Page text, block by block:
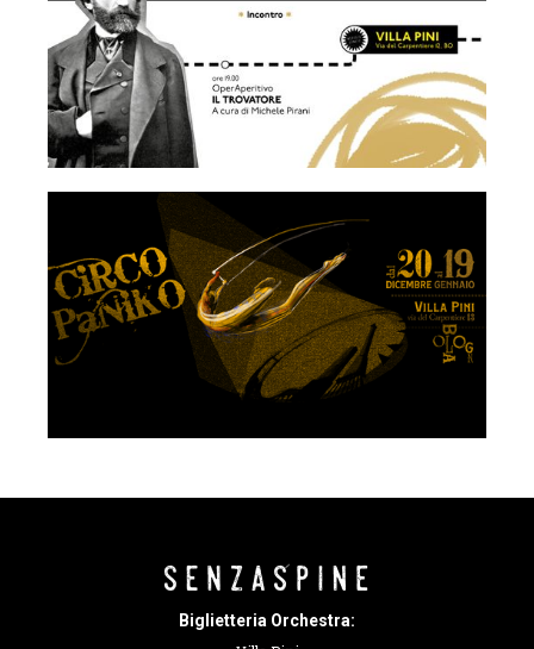
Biglietteria Orchestra: